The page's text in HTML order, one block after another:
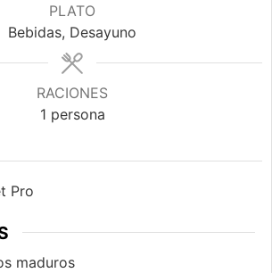
PLATO
Bebidas, Desayuno
RACIONES
1 persona
Pro
maduros